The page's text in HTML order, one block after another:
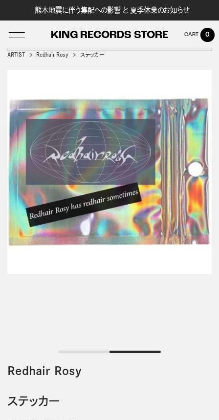
熊本地震に伴う集配への影響 と 夏季休業のお知らせ
KING RECORDS STORE
LOG IN
0
ARTIST Redhair Rosy ステッカー
Redhair Rosy
ステッカー